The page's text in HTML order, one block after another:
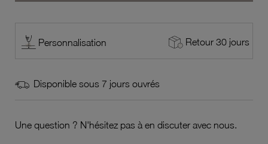
Personnalisation Retour 30 jours
Disponible sous 7 jours ouvrés
Une question ? N'hésitez pas à en discuter avec nous.